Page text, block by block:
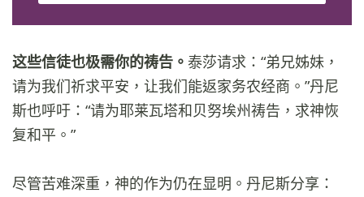
这些信徒也极需你的祷告。 泰莎请求：“弟兄姊妹，
请为我们祈求平安，让我们能返家务农经商。”丹尼
斯也呼吁：“请为耶莱瓦塔和贝努埃州祷告，求神恢
复和平。”
尽管苦难深重，神的作为仍在显明。丹尼斯分享：